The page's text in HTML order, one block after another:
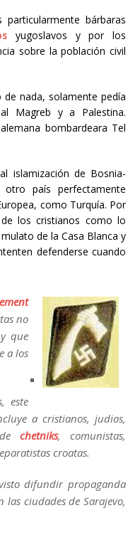
bárbaras
yugoslavos y por los
sobre la población civil
nada, solamente pedía
Magreb y a Palestina.
bombardeara Tel
islamización de Bosnia-
país perfectamente
como Turquía. Por
los cristianos como lo
de la Casa Blanca y
defenderse cuando
no
que
a los
este
a cristianos, judios,
chetniks, comunistas,
croatas.
difundir propaganda
ciudades de Sarajevo,